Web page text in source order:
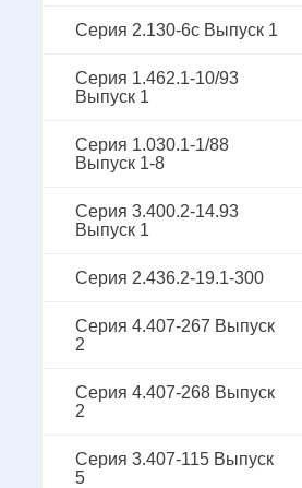
Серия 2.130-6с Выпуск 1
Серия 1.462.1-10/93
Выпуск 1
Серия 1.030.1-1/88
Выпуск 1-8
Серия 3.400.2-14.93
Выпуск 1
Серия 2.436.2-19.1-300
Серия 4.407-267 Выпуск
2
Серия 4.407-268 Выпуск
2
Серия 3.407-115 Выпуск
5